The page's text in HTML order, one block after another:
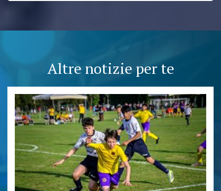
Altre notizie per te